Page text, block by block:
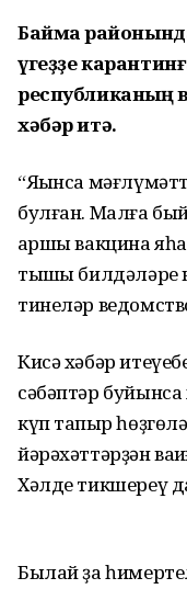
Баймаҡ
үгеҙҙе
республиканың
хәбәр итә.
“Яҡынса
булған. Малға
ҡаршы вакцина
тышҡы билдәләре
тинеләр
Кисә хәбәр
сәбәптәр
күп тапҡыр
йәрәхәттәрҙән
Хәлде тикшереү
Былай ҙа